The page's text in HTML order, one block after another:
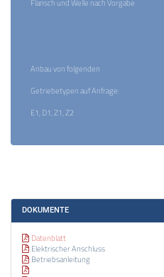
Flansch und Welle nach Vorgabe
Anbau von folgenden
Getriebetypen auf Anfrage:
E1, D1, Z1, Z2
DOKUMENTE
Datenblatt
Elektrischer Anschluss
Betriebsanleitung